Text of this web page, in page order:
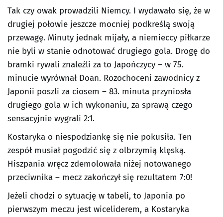
Tak czy owak prowadzili Niemcy. I wydawało się, że w
drugiej połowie jeszcze mocniej podkreślą swoją
przewagę. Minuty jednak mijały, a niemieccy piłkarze
nie byli w stanie odnotować drugiego gola. Drogę do
bramki rywali znaleźli za to Japończycy – w 75.
minucie wyrównał Doan. Rozochoceni zawodnicy z
Japonii poszli za ciosem – 83. minuta przyniosła
drugiego gola w ich wykonaniu, za sprawą czego
sensacyjnie wygrali 2:1.
Kostaryka o niespodziankę się nie pokusiła. Ten
zespół musiał pogodzić się z olbrzymią klęską.
Hiszpania wręcz zdemolowała niżej notowanego
przeciwnika – mecz zakończył się rezultatem 7:0!
Jeżeli chodzi o sytuację w tabeli, to Japonia po
pierwszym meczu jest wiceliderem, a Kostaryka